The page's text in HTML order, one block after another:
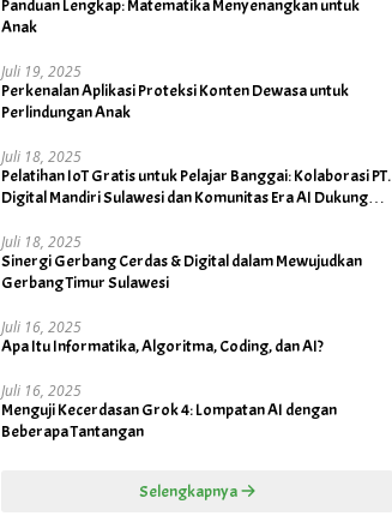
Panduan Lengkap: Matematika Menyenangkan untuk
Anak
Juli 19, 2025
Perkenalan Aplikasi Proteksi Konten Dewasa untuk
Perlindungan Anak
Juli 18, 2025
Pelatihan IoT Gratis untuk Pelajar Banggai: Kolaborasi PT.
Digital Mandiri Sulawesi dan Komunitas Era AI Dukung
Juli 18, 2025
Sinergi Gerbang Cerdas & Digital dalam Mewujudkan
Gerbang Timur Sulawesi
Juli 16, 2025
Apa Itu Informatika, Algoritma, Coding, dan AI?
Juli 16, 2025
Menguji Kecerdasan Grok 4: Lompatan AI dengan
Beberapa Tantangan
Selengkapnya